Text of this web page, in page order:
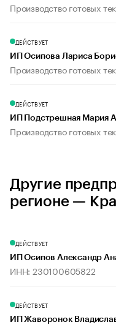
Производство готовых
ДЕЙСТВУЕТ
ИП Осипова Лариса
Производство готовых
ДЕЙСТВУЕТ
ИП Подстрешная Мария
Производство готовых
Другие
регионе —
ДЕЙСТВУЕТ
ИП Осипов Александр
ИНН: 230100605822
ДЕЙСТВУЕТ
ИП Жаворонок